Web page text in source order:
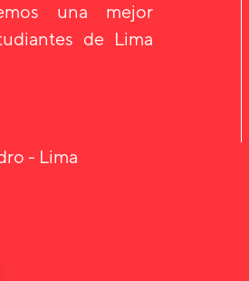
una mejor
de Lima
- Lima